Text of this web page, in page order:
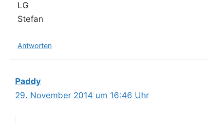
LG
Stefan
Antworten
Paddy
29. November 2014 um 16:46 Uhr